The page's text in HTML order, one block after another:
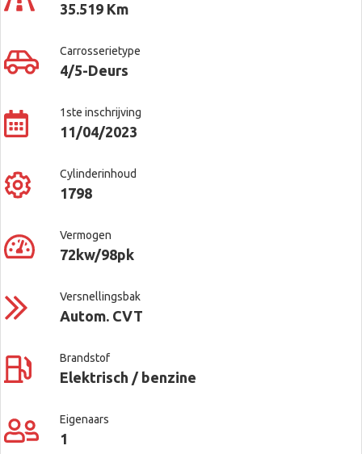
35.519 Km
Carrosserietype
4/5-Deurs
1ste inschrijving
11/04/2023
Cylinderinhoud
1798
Vermogen
72kw/98pk
Versnellingsbak
Autom. CVT
Brandstof
Elektrisch / benzine
Eigenaars
1